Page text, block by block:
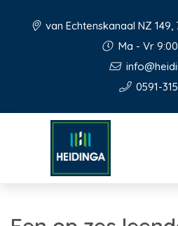
van Echtenskanaal NZ 149,
Ma - Vr
0591-